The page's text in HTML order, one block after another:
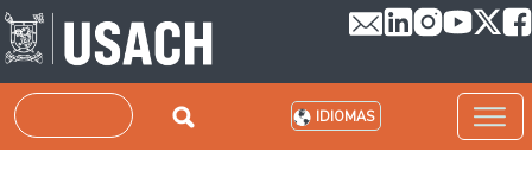
Pasar al contenido principal
Buscar IDIOMAS